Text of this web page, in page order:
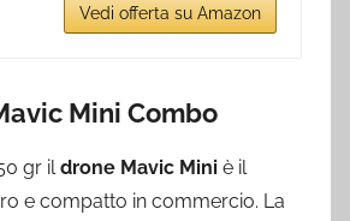
Vedi offerta su Amazon
Mini Combo
gr il drone Mavic Mini è il
e compatto in commercio. La